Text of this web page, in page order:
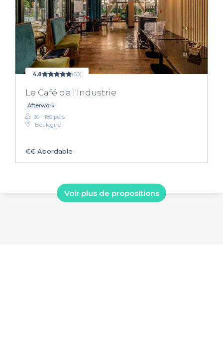
4,8 (60)
Le Café de l'Industrie
Afterwork
30 - 180 pers.
Boulogne
€€ Abordable
Voir plus de propositions